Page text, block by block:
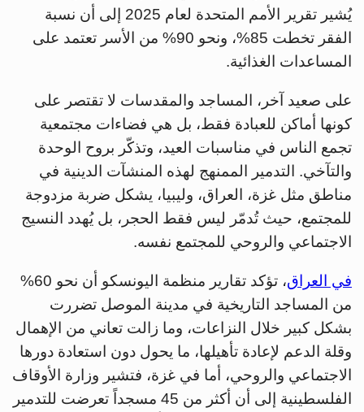
يُشير تقرير الأمم المتحدة لعام 2025 إلى أن نسبة
الفقر تخطت 85%، ونحو 90% من الأسر تعتمد على
المساعدات الغذائية.
على صعيد آخر، المساجد والمقدسات لا تقتصر على
كونها أماكن للعبادة فقط، بل هي فضاءات مجتمعية
تجمع الناس في مناسبات العيد، وتذكّر بروح الوحدة
والتآخي. التدمير الممنهج لهذه المنشآت الدينية في
مناطق مثل غزة، العراق، وليبيا، يشكل ضربة مزدوجة
للمجتمع، حيث تُدمّر ليس فقط الحجر، بل يُهدد النسيج
الاجتماعي والروحي للمجتمع نفسه.
في العراق
، تؤكد تقارير منظمة اليونسكو أن نحو 60%
من المساجد التاريخية في مدينة الموصل تضررت
بشكل كبير خلال النزاعات، وما زالت تعاني من الإهمال
وقلة الدعم لإعادة تأهيلها، ما يحول دون استعادة دورها
الاجتماعي والروحي، أما في غزة، فتشير وزارة الأوقاف
الفلسطينية إلى أن أكثر من 45 مسجداً تعرضت للتدمير